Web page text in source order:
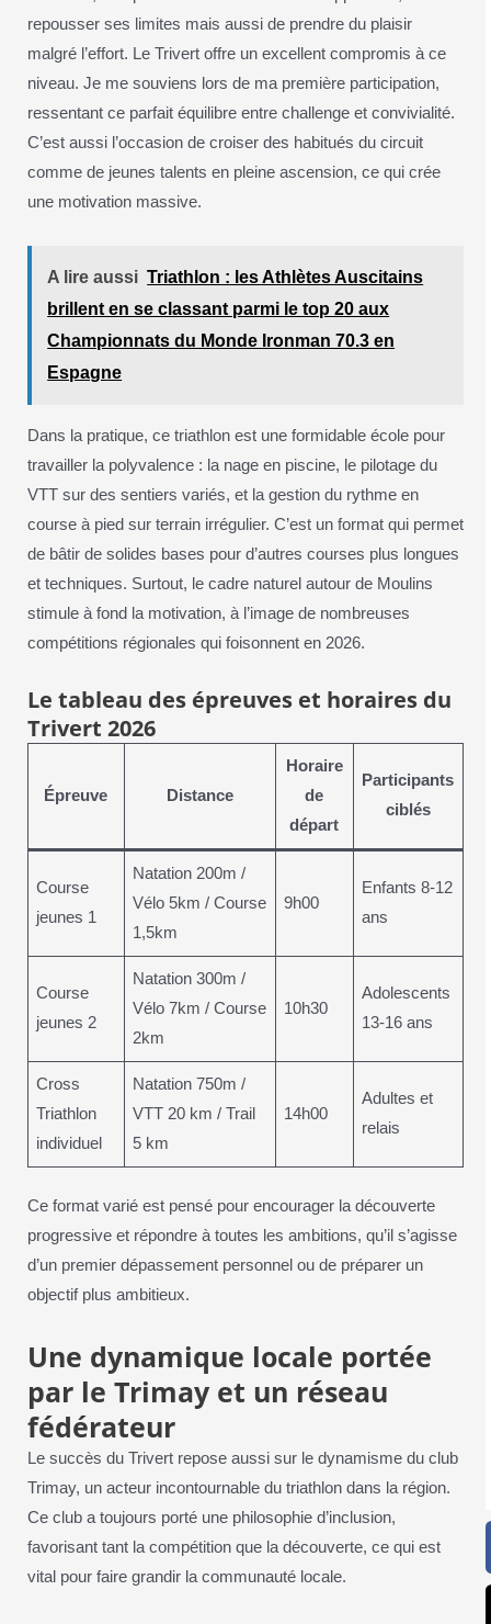
repousser ses limites mais aussi de prendre du plaisir
malgré l’effort. Le Trivert offre un excellent compromis à ce
niveau. Je me souviens lors de ma première participation,
ressentant ce parfait équilibre entre challenge et convivialité.
C’est aussi l’occasion de croiser des habitués du circuit
comme de jeunes talents en pleine ascension, ce qui crée
une motivation massive.
A lire aussi Triathlon : les Athlètes Auscitains
brillent en se classant parmi le top 20 aux
Championnats du Monde Ironman 70.3 en
Espagne
Dans la pratique, ce triathlon est une formidable école pour
travailler la polyvalence : la nage en piscine, le pilotage du
VTT sur des sentiers variés, et la gestion du rythme en
course à pied sur terrain irrégulier. C’est un format qui permet
de bâtir de solides bases pour d’autres courses plus longues
et techniques. Surtout, le cadre naturel autour de Moulins
stimule à fond la motivation, à l’image de nombreuses
compétitions régionales qui foisonnent en 2026.
Le tableau des épreuves et horaires du
Trivert 2026
Épreuve Distance
Horaire
de
départ
Participants
ciblés
Course
jeunes 1
Natation 200m /
Vélo 5km / Course
1,5km
9h00
Enfants 8-12
ans
Course
jeunes 2
Natation 300m /
Vélo 7km / Course
2km
10h30
Adolescents
13-16 ans
Cross
Triathlon
individuel
Natation 750m /
VTT 20 km / Trail
5 km
14h00
Adultes et
relais
Ce format varié est pensé pour encourager la découverte
progressive et répondre à toutes les ambitions, qu’il s’agisse
d’un premier dépassement personnel ou de préparer un
objectif plus ambitieux.
Une dynamique locale portée
par le Trimay et un réseau
fédérateur
Le succès du Trivert repose aussi sur le dynamisme du club
Trimay, un acteur incontournable du triathlon dans la région.
Ce club a toujours porté une philosophie d’inclusion,
favorisant tant la compétition que la découverte, ce qui est
vital pour faire grandir la communauté locale.